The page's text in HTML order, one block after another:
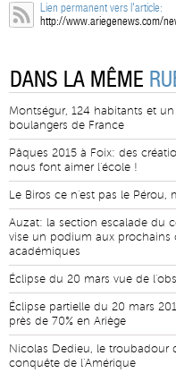
Lien permanent vers l'article:
http://www.ariegenews.com/
DANS LA MÊME
Montségur, 124 habitants et
boulangers de France
Pâques 2015 à Foix: des
nous font aimer l'école !
Le Biros ce n'est pas le Pérou,
Auzat: la section escalade du
vise un podium aux prochains
académiques
Éclipse du 20 mars vue de
Éclipse partielle du 20 mars
près de 70% en Ariège
Nicolas Dedieu, le troubadour
conquête de l'Amérique